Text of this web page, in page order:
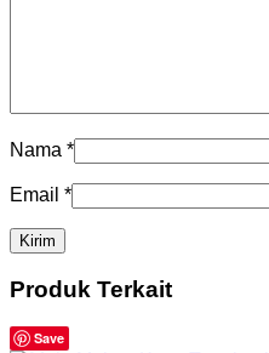
Nama *
Email *
Produk Terkait
Save